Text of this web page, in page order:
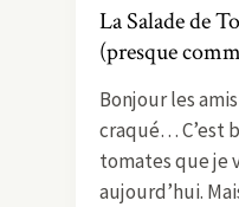
La Salade de
(presque
Bonjour les
craqué… C’est
tomates que je
aujourd’hui.